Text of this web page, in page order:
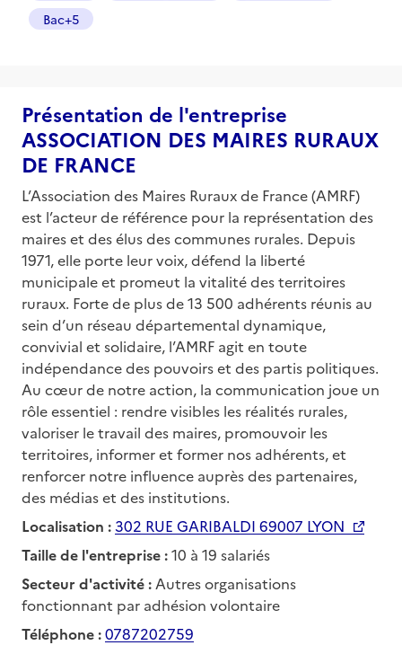
Bac+5
Présentation de l'entreprise
ASSOCIATION DES MAIRES RURAUX
DE FRANCE
L’Association des Maires Ruraux de France (AMRF)
est l’acteur de référence pour la représentation des
maires et des élus des communes rurales. Depuis
1971, elle porte leur voix, défend la liberté
municipale et promeut la vitalité des territoires
ruraux. Forte de plus de 13 500 adhérents réunis au
sein d’un réseau départemental dynamique,
convivial et solidaire, l’AMRF agit en toute
indépendance des pouvoirs et des partis politiques.
Au cœur de notre action, la communication joue un
rôle essentiel : rendre visibles les réalités rurales,
valoriser le travail des maires, promouvoir les
territoires, informer et former nos adhérents, et
renforcer notre influence auprès des partenaires,
des médias et des institutions.
Localisation :302 RUE GARIBALDI 69007 LYON
Taille de l'entreprise :10 à 19 salariés
Secteur d'activité : Autres organisations
fonctionnant par adhésion volontaire
Téléphone :0787202759